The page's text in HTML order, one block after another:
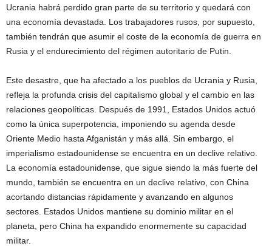
Ucrania habrá perdido gran parte de su territorio y quedará con
una economía devastada. Los trabajadores rusos, por supuesto,
también tendrán que asumir el coste de la economía de guerra en
Rusia y el endurecimiento del régimen autoritario de Putin.
Este desastre, que ha afectado a los pueblos de Ucrania y Rusia,
refleja la profunda crisis del capitalismo global y el cambio en las
relaciones geopolíticas. Después de 1991, Estados Unidos actuó
como la única superpotencia, imponiendo su agenda desde
Oriente Medio hasta Afganistán y más allá. Sin embargo, el
imperialismo estadounidense se encuentra en un declive relativo.
La economía estadounidense, que sigue siendo la más fuerte del
mundo, también se encuentra en un declive relativo, con China
acortando distancias rápidamente y avanzando en algunos
sectores. Estados Unidos mantiene su dominio militar en el
planeta, pero China ha expandido enormemente su capacidad
militar.